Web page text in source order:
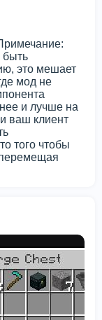
быть
это мешает
мод не
и лучше на
ваш клиент
того чтобы